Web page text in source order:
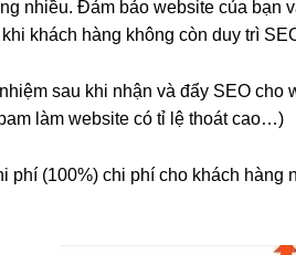
nhiều. Đảm bảo website của bạn
khách hàng không còn duy trì
sau khi nhận và đẩy SEO
làm website có tỉ lệ thoát cao…)
phí (100%) chi phí cho khách